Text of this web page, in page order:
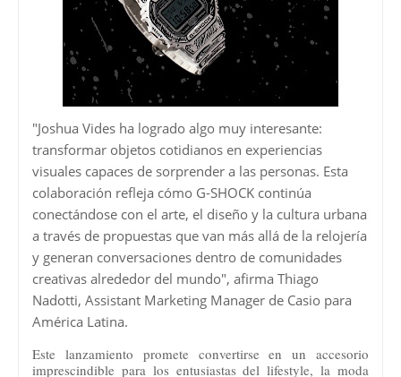
"Joshua Vides ha logrado algo muy interesante:
transformar objetos cotidianos en experiencias
visuales capaces de sorprender a las personas. Esta
colaboración refleja cómo G-SHOCK continúa
conectándose con el arte, el diseño y la cultura urbana
a través de propuestas que van más allá de la relojería
y generan conversaciones dentro de comunidades
creativas alrededor del mundo", afirma Thiago
Nadotti, Assistant Marketing Manager de Casio para
América Latina.
Este lanzamiento promete convertirse en un accesorio
imprescindible para los entusiastas del lifestyle, la moda